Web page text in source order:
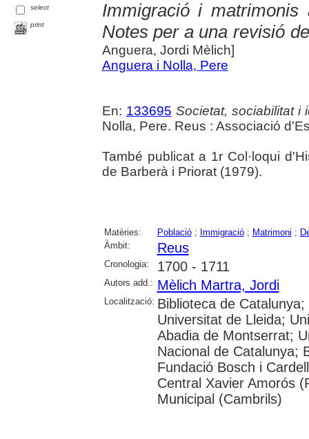
select
print
Immigració i
Notes per a una revisió
Anguera, Jordi Mèlich]
Anguera i Nolla, Pere
En: 133695 Societat, sociabilitat i
Nolla, Pere. Reus : Associació
També publicat a 1r Col·loqui
de Barberà i Priorat (1979).
Matèries: Població; Immigració; Matrimoni ;
Àmbit:
Reus
Cronologia: 1700 - 1711
Autors add.: Mèlich Martra, Jordi
Localització: Biblioteca de
Universitat de Lleida;
Abadia de Montserrat;
Nacional de Catalunya;
Fundació Bosch i
Central Xavier Amorós
Municipal (Cambrils)